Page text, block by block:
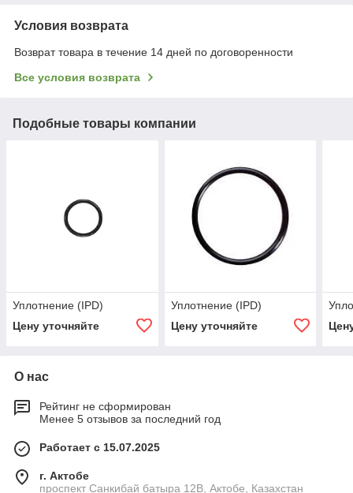
Условия возврата
Возврат товара в течение 14 дней по договоренности
Все условия возврата
Подобные товары компании
Уплотнение (IPD)
Цену уточняйте
Уплотнение (IPD)
Цену уточняйте
О нас
Рейтинг не сформирован
Менее 5 отзывов за последний год
Работает с 15.07.2025
г. Актобе
проспект Санкибай батыра 12В, Актобе, Казахстан